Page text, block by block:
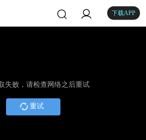
下载APP
失败，请检查网络之后重试
重试